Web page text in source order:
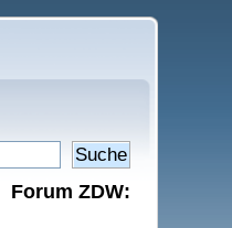
Forum ZDW: